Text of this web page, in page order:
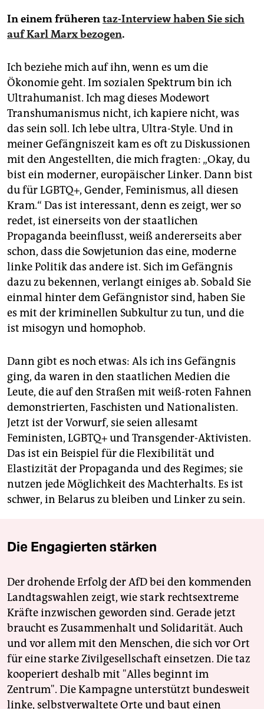
In einem früherentaz-Interview haben Sie sich
auf Karl Marx bezogen.
Ich beziehe mich auf ihn, wenn es um die
Ökonomie geht. Im sozialen Spektrum bin ich
Ultrahumanist. Ich mag dieses Modewort
Transhumanismus nicht, ich kapiere nicht, was
das sein soll. Ich lebe ultra, Ultra-Style. Und in
meiner Gefängniszeit kam es oft zu Diskussionen
mit den Angestellten, die mich fragten: „Okay, du
bist ein moderner, europäischer Linker. Dann bist
du für LGBTQ+, Gender, Feminismus, all diesen
Kram.“ Das ist interessant, denn es zeigt, wer so
redet, ist einerseits von der staatlichen
Propaganda beeinflusst, weiß andererseits aber
schon, dass die Sowjetunion das eine, moderne
linke Politik das andere ist. Sich im Gefängnis
dazu zu bekennen, verlangt einiges ab. Sobald Sie
einmal hinter dem Gefängnistor sind, haben Sie
es mit der kriminellen Subkultur zu tun, und die
ist misogyn und homophob.
Dann gibt es noch etwas: Als ich ins Gefängnis
ging, da waren in den staatlichen Medien die
Leute, die auf den Straßen mit weiß-roten Fahnen
demonstrierten, Faschisten und Nationalisten.
Jetzt ist der Vorwurf, sie seien allesamt
Feministen, LGBTQ+ und Transgender-Aktivisten.
Das ist ein Beispiel für die Flexibilität und
Elastizität der Propaganda und des Regimes; sie
nutzen jede Möglichkeit des Machterhalts. Es ist
schwer, in Belarus zu bleiben und Linker zu sein.
Die Engagierten stärken
Der drohende Erfolg der AfD bei den kommenden
Landtagswahlen zeigt, wie stark rechtsextreme
Kräfte inzwischen geworden sind. Gerade jetzt
braucht es Zusammenhalt und Solidarität. Auch
und vor allem mit den Menschen, die sich vor Ort
für eine starke Zivilgesellschaft einsetzen. Die taz
kooperiert deshalb mit "Alles beginnt im
Zentrum". Die Kampagne unterstützt bundesweit
linke, selbstverwaltete Orte und baut einen